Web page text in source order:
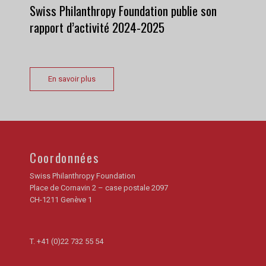
Swiss Philanthropy Foundation publie son
rapport d’activité 2024-2025
En savoir plus
Coordonnées
Swiss Philanthropy Foundation
Place de Cornavin 2 – case postale 2097
CH-1211 Genève 1
T. +41 (0)22 732 55 54